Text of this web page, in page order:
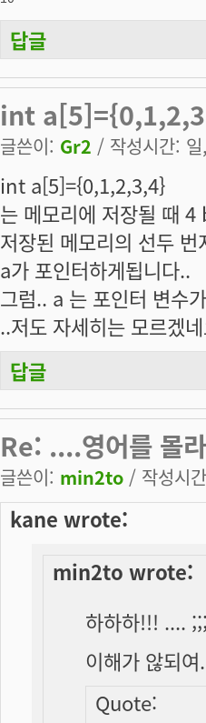
답글
int
글쓴이: Gr2 / 작성시간:
int a[5]={0,1,2,3,4}
는 메모리에 저장될 때
저장된 메모리의 선두 번
a가 포인터하게됩니다..
그럼.. a 는 포인터 변수
..저도 자세히는 모르겠
답글
Re: ....영어를 몰
글쓴이: min2to / 작성시
kane wrote:
min2to wrote:
하하하!!! ....
이해가 않되
Quote: